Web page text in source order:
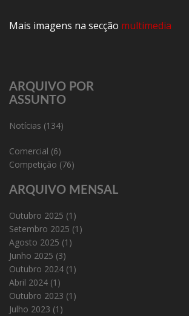
Mais imagens na secção multimedia
ARQUIVO POR
ASSUNTO
Notícias (134)
Comercial (6)
Competição (76)
ARQUIVO MENSAL
Outubro 2025 (1)
Setembro 2025 (1)
Agosto 2025 (1)
Junho 2025 (3)
Outubro 2024 (1)
Abril 2024 (1)
Outubro 2023 (1)
Julho 2023 (1)